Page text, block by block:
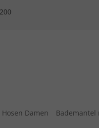
Hosen Damen
Bademantel